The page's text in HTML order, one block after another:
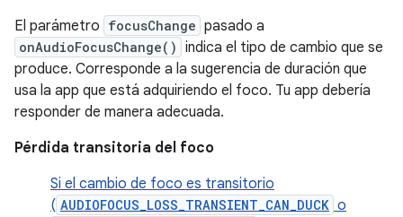
El parámetro focusChange pasado a
onAudioFocusChange() indica el tipo de cambio que se
produce. Corresponde a la sugerencia de duración que
usa la app que está adquiriendo el foco. Tu app debería
responder de manera adecuada.
Pérdida transitoria del foco
Si el cambio de foco es transitorio
( AUDIOFOCUS_LOSS_TRANSIENT_CAN_DUCK o